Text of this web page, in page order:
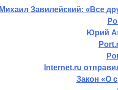
Михаил Завилейский: «Все
Юрий
Internet.ru
Закон «О